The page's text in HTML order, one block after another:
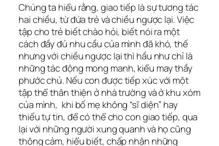
Chúng ta hiểu rằng, giao tiếp là sự tương tác
hai chiều, từ đứa trẻ và chiều ngược lại. Việc
tập cho trẻ biết chào hỏi, biết nói ra một
cách đầy đủ nhu cầu của mình đã khó, thế
nhưng với chiều ngược lại thì hầu như chỉ là
những tác động mong manh, kiểu may thầy
phước chủ. Nếu con được tiếp xúc với một
tập thể thân thiện ở nhà trường và ở khu xóm
của mình, khi bố mẹ không “sĩ diện” hay
thiếu tự tin, để có thể cho con giao tiếp, qua
lại với những người xung quanh và họ cũng
thông cảm, hiểu biết, chấp nhận những